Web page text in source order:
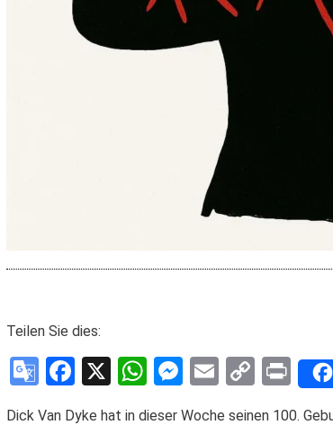
Teilen Sie dies:
Google
Facebook
X WhatsApp
Messenger
EmailCopy
Link
Dick Van Dyke hat in dieser Woche seinen 100.